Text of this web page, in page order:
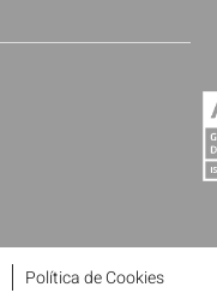
Política de Cookies